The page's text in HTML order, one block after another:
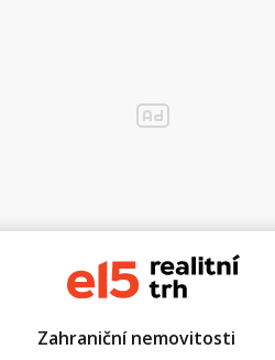
Zahraniční nemovitosti